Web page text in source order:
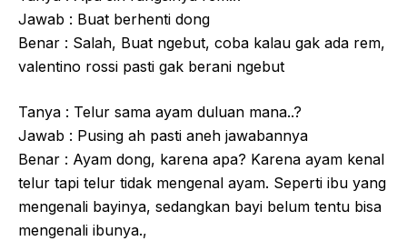
Jawab : Buat berhenti dong
Benar : Salah, Buat ngebut, coba kalau gak ada rem,
valentino rossi pasti gak berani ngebut
Tanya : Telur sama ayam duluan mana..?
Jawab : Pusing ah pasti aneh jawabannya
Benar : Ayam dong, karena apa? Karena ayam kenal
telur tapi telur tidak mengenal ayam. Seperti ibu yang
mengenali bayinya, sedangkan bayi belum tentu bisa
mengenali ibunya.,